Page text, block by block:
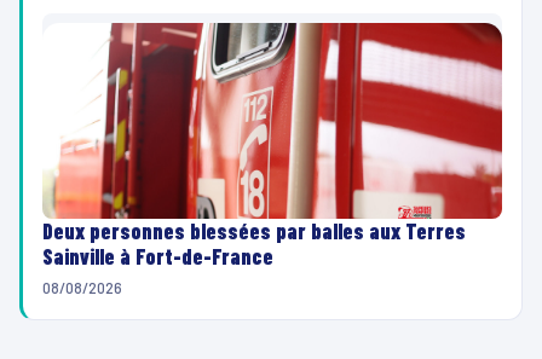
Deux personnes blessées par balles aux Terres
Sainville à Fort-de-France
08/08/2026